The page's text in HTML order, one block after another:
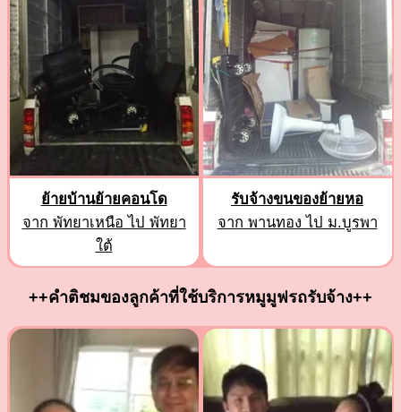
ย้ายบ้านย้ายคอนโด
จาก พัทยาเหนือ ไป พัทยา
ใต้
รับจ้างขนของย้ายหอ
จาก พานทอง ไป ม.บูรพา
++คำติชมของลูกค้าที่ใช้บริการหมูมูฟรถรับจ้าง++